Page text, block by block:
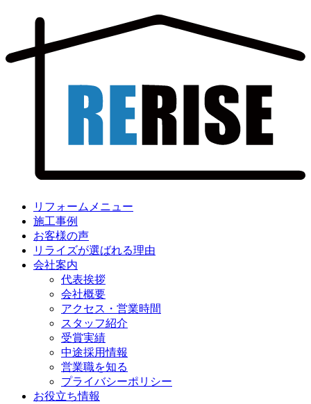
リフォームメニュー
施工事例
お客様の声
リライズが選ばれる理由
会社案内
代表挨拶
会社概要
アクセス・営業時間
スタッフ紹介
受賞実績
中途採用情報
営業職を知る
プライバシーポリシー
お役立ち情報